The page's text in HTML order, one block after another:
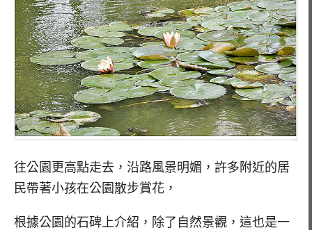
往公園更高點走去，沿路風景明媚，許多附近的居
民帶著小孩在公園散步賞花，
根據公園的石碑上介紹，除了自然景觀，這也是一